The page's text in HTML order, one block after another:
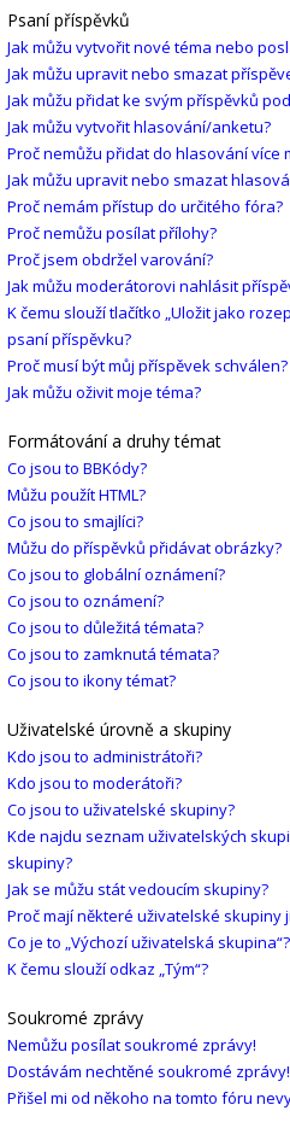
Psaní příspěvků
Jak můžu vytvořit nové téma nebo
Jak můžu upravit nebo smazat
Jak můžu přidat ke svým příspěvků
Jak můžu vytvořit hlasování/anketu?
Proč nemůžu přidat do hlasování více
Jak můžu upravit nebo smazat
Proč nemám přístup do určitého fóra?
Proč nemůžu posílat přílohy?
Proč jsem obdržel varování?
Jak můžu moderátorovi nahlásit
K čemu slouží tlačítko „Uložit jako
psaní příspěvku?
Proč musí být můj příspěvek schválen?
Jak můžu oživit moje téma?
Formátování a druhy témat
Co jsou to BBKódy?
Můžu použít HTML?
Co jsou to smajlíci?
Můžu do příspěvků přidávat obrázky?
Co jsou to globální oznámení?
Co jsou to oznámení?
Co jsou to důležitá témata?
Co jsou to zamknutá témata?
Co jsou to ikony témat?
Uživatelské úrovně a skupiny
Kdo jsou to administrátoři?
Kdo jsou to moderátoři?
Co jsou to uživatelské skupiny?
Kde najdu seznam uživatelských
skupiny?
Jak se můžu stát vedoucím skupiny?
Proč mají některé uživatelské skupiny
Co je to „Výchozí uživatelská skupina“?
K čemu slouží odkaz „Tým“?
Soukromé zprávy
Nemůžu posílat soukromé zprávy!
Dostávám nechtěné soukromé zprávy!
Přišel mi od někoho na tomto fóru